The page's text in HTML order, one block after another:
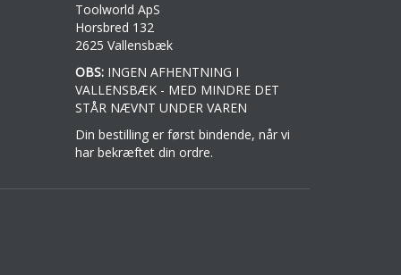
Toolworld ApS
Horsbred 132
2625 Vallensbæk
OBS:INGEN AFHENTNING I
VALLENSBÆK - MED MINDRE DET
STÅR NÆVNT UNDER VAREN
Din bestilling er først bindende, når vi
har bekræftet din ordre.